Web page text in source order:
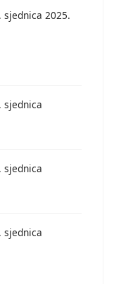
sjednica 2025.
sjednica
sjednica
sjednica